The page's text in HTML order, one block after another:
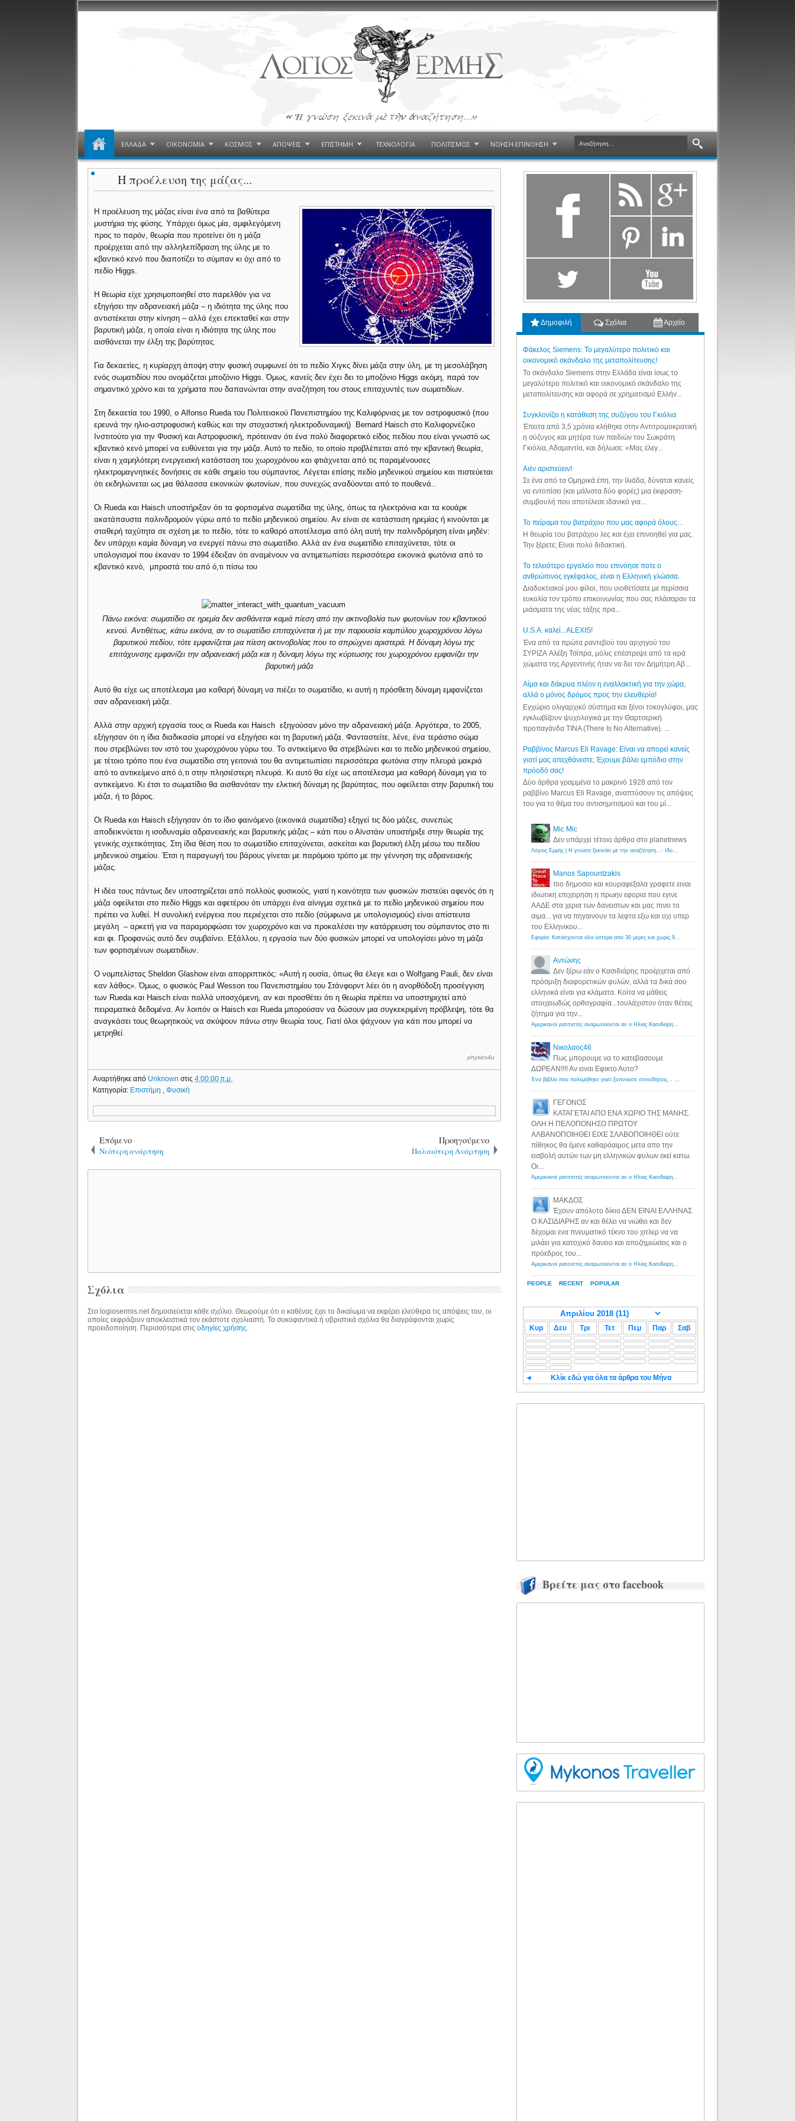
ΕΛΛΑΔΑ ΟΙΚΟΝΟΜΙΑ ΚΟΣΜΟΣ ΑΠΟΨΕΙΣ ΕΠΙΣΤΗΜΗ ΤΕΧΝΟΛΟΓΙΑ ΠΟΛΙΤΙΣΜΟΣ ΝΟΗΣΗ-ΕΠΙΝΟΗΣΗ
Η προέλευση της μάζας...
Η προέλευση της μάζας είναι ένα από τα βαθύτερα
μυστήρια της φύσης. Υπάρχει όμως μία, αμφιλεγόμενη
προς το παρόν, θεωρία που προτείνει ότι η μάζα
προέρχεται από την αλληλεπίδραση της ύλης με το
κβαντικό κενό που διαποτίζει το σύμπαν κι όχι από το
πεδίο Higgs.
Η θεωρία είχε χρησιμοποιηθεί στο παρελθόν για να
εξηγήσει την αδρανειακή μάζα – η ιδιότητα της ύλης που
αντιστέκεται στην κίνηση – αλλά έχει επεκταθεί και στην
βαρυτική μάζα, η οποία είναι η ιδιότητα της ύλης που
αισθάνεται την έλξη της βαρύτητας.
Για δεκαετίες, η κυρίαρχη άποψη στην φυσική συμφωνεί ότι το πεδίο Χιγκς δίνει μάζα στην ύλη, με τη μεσολάβηση
ενός σωματιδίου που ονομάζεται μποζόνιο Higgs. Όμως, κανείς δεν έχει δει το μποζόνιο Higgs ακόμη, παρά τον
σημαντικό χρόνο και τα χρήματα που δαπανώνται στην αναζήτηση του στους επιταχυντές των σωματιδίων.
Στη δεκαετία του 1990, ο Alfonso Rueda του Πολιτειακού Πανεπιστημίου της Καλιφόρνιας με τον αστροφυσικό (που
ερευνά την ηλιο-αστροφυσική καθώς και την στοχαστική ηλεκτροδυναμική) Bernard Haisch στο Καλιφορνέζικο
Ινστιτούτο για την Φυσική και Αστροφυσική, πρότειναν ότι ένα πολύ διαφορετικό είδος πεδίου που είναι γνωστό ως
κβαντικό κενό μπορεί να ευθύνεται για την μάζα. Αυτό το πεδίο, το οποίο προβλέπεται από την κβαντική θεωρία,
είναι η χαμηλότερη ενεργειακή κατάσταση του χωροχρόνου και φτιάχνεται από τις παραμένουσες
ηλεκτρομαγνητικές δονήσεις σε κάθε σημείο του σύμπαντος. Λέγεται επίσης πεδίο μηδενικού σημείου και πιστεύεται
ότι εκδηλώνεται ως μια θάλασσα εικονικών φωτονίων, που συνεχώς αναδύονται από το πουθενά..
Οι Rueda και Haisch υποστήριξαν ότι τα φορτισμένα σωματίδια της ύλης, όπως τα ηλεκτρόνια και τα κουάρκ
ακατάπαυστα παλινδρομούν γύρω από το πεδίο μηδενικού σημείου. Αν είναι σε κατάσταση ηρεμίας ή κινούνται με
σταθερή ταχύτητα σε σχέση με το πεδίο, τότε το καθαρό αποτέλεσμα από όλη αυτή την παλινδρόμηση είναι μηδέν:
δεν υπάρχει καμία δύναμη να ενεργεί πάνω στο σωματίδιο. Αλλά αν ένα σωματίδιο επιταχύνεται, τότε οι
υπολογισμοί που έκαναν το 1994 έδειξαν ότι αναμένουν να αντιμετωπίσει περισσότερα εικονικά φωτόνια από το
κβαντικό κενό, μπροστά του από ό,τι πίσω του
Πάνω εικόνα: σωματίδιο σε ηρεμία δεν αισθάνεται καμιά πίεση από την ακτινοβολία των φωτονίων του κβαντικού
κενού. Αντιθέτως, κάτω εικόνα, αν το σωματίδιο επιταχύνεται ή με την παρουσία καμπύλου χωροχρόνου λόγω
βαρυτικού πεδίου, τότε εμφανίζεται μια πίεση ακτινοβολίας που το σπρώχνει αριστερά. Η δύναμη λόγω της
επιτάχυνσης εμφανίζει την αδρανειακή μάζα και η δύναμη λόγω της κύρτωσης του χωροχρόνου εμφανίζει την
βαρυτική μάζα
Αυτό θα είχε ως αποτέλεσμα μια καθαρή δύναμη να πιέζει το σωματίδιο, κι αυτή η πρόσθετη δύναμη εμφανίζεται
σαν αδρανειακή μάζα.
Αλλά στην αρχική εργασία τους οι Rueda και Haisch εξηγούσαν μόνο την αδρανειακή μάζα. Αργότερα, το 2005,
εξήγησαν ότι η ίδια διαδικασία μπορεί να εξηγήσει και τη βαρυτική μάζα. Φανταστείτε, λένε, ένα τεράστιο σώμα
που στρεβλώνει τον ιστό του χωροχρόνου γύρω του. Το αντικείμενο θα στρεβλώνει και το πεδίο μηδενικού σημείου,
με τέτοιο τρόπο που ένα σωματίδιο στη γειτονιά του θα αντιμετωπίσει περισσότερα φωτόνια στην πλευρά μακριά
από το αντικείμενο από ό,τι στην πλησιέστερη πλευρά. Κι αυτό θα είχε ως αποτέλεσμα μια καθαρή δύναμη για το
αντικείμενο. Κι έτσι το σωματίδιο θα αισθανόταν την ελκτική δύναμη ης βαρύτητας, που οφείλεται στην βαρυτική του
μάζα, ή το βάρος.
Οι Rueda και Haisch εξήγησαν ότι το ίδιο φαινόμενο (εικονικά σωματίδια) εξηγεί τις δύο μάζες, συνεπώς
αποδεικνύεται η ισοδυναμία αδρανειακής και βαρυτικής μάζας – κάτι που ο Αϊνστάιν υποστήριξε στην θεωρία της
γενικής σχετικότητας. Στη ίδια θέση που το σωματίδιο επιταχύνεται, ασκείται και βαρυτική έλξη μέσω του πεδίου
μηδενικού σημείου. Έτσι η παραγωγή του βάρους γίνεται με παρόμοιο τρόπο με την γέννηση της αδρανειακής
μάζας.
Η ιδέα τους πάντως δεν υποστηρίζεται από πολλούς φυσικούς, γιατί η κοινότητα των φυσικών πιστεύει αφενός ότι η
μάζα οφείλεται στο πεδίο Higgs και αφετέρου ότι υπάρχει ένα αίνιγμα σχετικά με το πεδίο μηδενικού σημείου που
πρέπει να λυθεί. Η συνολική ενέργεια που περιέχεται στο πεδίο (σύμφωνα με υπολογισμούς) είναι απίστευτα
μεγάλη – αρκετή για να παραμορφώσει τον χωροχρόνο και να προκαλέσει την κατάρρευση του σύμπαντος στο πι
και φι. Προφανώς αυτό δεν συμβαίνει. Εξάλλου, η εργασία των δύο φυσικών μπορεί να υπολογίσει μόνο τη μάζα
των φορτισμένων σωματιδίων.
Ο νομπελίστας Sheldon Glashow είναι απορριπτικός: «Αυτή η ουσία, όπως θα έλεγε και ο Wolfgang Pauli, δεν είναι
καν λάθος». Όμως, ο φυσικός Paul Wesson του Πανεπιστημίου του Στάνφορντ λέει ότι η ανορθόδοξη προσέγγιση
των Rueda και Haisch είναι πολλά υποσχόμενη, αν και προσθέτει ότι η θεωρία πρέπει να υποστηριχτεί από
πειραματικά δεδομένα. Αν λοιπόν οι Haisch και Rueda μπορούσαν να δώσουν μια συγκεκριμένη πρόβλεψη, τότε θα
αναγκάσει τους θεωρητικούς να σκύψουν πάνω στην θεωρία τους. Γιατί όλοι ψάχνουν για κάτι που μπορεί να
μετρηθεί.
physics4u
Αναρτήθηκε από Unknownστις4:00:00 π.μ.
Κατηγορία: Επιστήμη ,Φυσική
Επόμενο
Νεότερη ανάρτηση
Προηγούμενο
Παλαιότερη Ανάρτηση
Σχόλια
Στο logiosermis.net δημοσιεύεται κάθε σχόλιο. Θεωρούμε ότι ο καθένας έχει το δικαίωμα να εκφέρει ελεύθερα τις απόψεις του, οι
οποίες εκφράζουν αποκλειστικά τον εκάστοτε σχολιαστή. Τα συκοφαντικά ή υβριστικά σχόλια θα διαγράφονται χωρίς
προειδοποίηση. Περισσότερα στιςοδηγίες χρήσης
Δημοφιλή Σχόλια Αρχείο
Φάκελος Siemens: Το μεγαλύτερο πολιτικό και
οικονομικό σκάνδαλο της μεταπολίτευσης!
Το σκάνδαλο Siemens στην Ελλάδα είναι ίσως το
μεγαλύτερο πολιτικό και οικονομικό σκάνδαλο της
μεταπολίτευσης και αφορά σε χρηματισμό Ελλήν...
Συγκλονίζει η κατάθεση της συζύγου του Γκιόλια
Έπειτα από 3,5 χρόνια κλήθηκε στην Αντιτρομοκρατική
η σύζυγος και μητέρα των παιδιών του Σωκράτη
Γκιόλια, Αδαμαντία, και δήλωσε: «Μας έλεγ...
Aιέν αριστεύειν!
Σε ένα από τα Ομηρικά έπη, την Ιλιάδα, δύναται κανείς
να εντοπίσει (και μάλιστα δύο φορές) μια έκφραση-
συμβουλή που αποτέλεσε ιδανικό για...
Το πείραμα του βατράχου που μας αφορά όλους...
Η θεωρία του βατράχου λες και έχει επινοηθεί για μας.
Την ξέρετε; Είναι πολύ διδακτική.
Το τελειότερο εργαλείο που επινόησε ποτε ο
ανθρώπινος εγκέφαλος, είναι η Ελληνική γλώσσα.
Διαδυκτιακοί μου φίλοι, που υιοθετίσατε με περίσσια
ευκολία τον τρόπο επικοινωνίας που σας πλάσαραν τα
μιάσματα της νέας τάξης πρα...
U.S.A. καλεί...ALEXIS!
Ένα από τα πρώτα ραντεβού του αρχηγού του
ΣΥΡΙΖΑ Αλέξη Τσίπρα, μόλις επέστρεψε από τα ιερά
χώματα της Αργεντινής ήταν να δει τον Δημήτρη Αβ...
Αίμα και δάκρυα πλέον η εναλλακτική για την χώρα,
αλλά ο μόνος δρόμος προς την ελευθερία!
Εγχώριο ολιγαρχικό σύστημα και ξένοι τοκογλύφοι, μας
εγκλωβίζουν ψυχολογικά με την Θαρτσερική
προπαγάνδα TINA (There Is No Alternative). ...
Ραββίνος Marcus Eli Ravage: Είναι να απορεί κανείς
γιατί μας απεχθάνεστε; Έχουμε βάλει εμπόδιο στην
πρόοδό σας!
Δύο άρθρα γραμμένα το μακρινό 1928 από τον
ραββίνο Marcus Eli Ravage, αναπτύσουν τις απόψεις
του για το θέμα του αντισημιτισμού και του μί...
PEOPLE RECENT POPULAR
Mic Mic
Δεν υπάρχει τέτοιο άρθρο στο planetnews
Λόγιος Ερμής | Η γνώση ξεκινάει με την αναζήτηση...: Ιδού οι 18 που χρωστούν 11 δις ευρώ!
Manos Sapountzakis
πιο δημοσιο και κουραφεξαλα γραφετε ειναι
ιδιωτικη επιχειρηση η πρωην εφορια που εγινε
ΑΑΔΕ στα χερια των δανειστων και μας πινει το
αιμα... για να πηγαινουν τα λεφτα εξω και οχι υπερ
του Ελληνικου...
Εφορία: Κατάσχονται όλα ύστερα από 30 μέρες και χωρίς δικαστικές αποφάσεις - Λόγιος Ερμής
Αντώνης
Δεν ξέρω εάν ο Κασιδιάρης προέρχεται από
πρόσμιξη διαφορετικών φυλών, αλλά τα δικά σου
ελληνικά είναι για κλάματα. Κοίτα να μάθεις
στοιχειωδώς ορθογραφία...τουλάχιστον όταν θέτεις
ζήτημα για την...
Αμερικανοί ρατσιστές αναρωτιούνται αν ο Ηλίας Κασιδιάρης ανήκει στη λευκή φυλή... - Λόγιος Ερμής
Νικολαος46
Πως μπορουμε να το κατεβασουμε
ΔΩΡΕΑΝ!!!! Αν ειναι Εφικτο Αυτο?
Ένα βιβλίο που πολεμήθηκε γιατί ξυπνούσε συνειδήσεις... - Λόγιος Ερμής | Η γνώση ξεκινάει με την αναζήτηση...
ΓΕΓΟΝΟΣ
ΚΑΤΑΓΕΤΑΙ ΑΠΟ ΕΝΑ ΧΩΡΙΟ ΤΗΣ ΜΑΝΗΣ.
ΟΛΗ Η ΠΕΛΟΠΟΝΗΣΟ ΠΡΩΤΟΥ
ΑΛΒΑΝΟΠΟΙΗΘΕΙ ΕΙΧΕ ΣΛΑΒΟΠΟΙΗΘΕΙ ούτε
πίθηκος θα έμενε καθαρόαιμος μετα απο την
εισβολή αυτών των μη ελληνικών φυλων εκεί κατω.
Οι...
Αμερικανοί ρατσιστές αναρωτιούνται αν ο Ηλίας Κασιδιάρης ανήκει στη λευκή φυλή... - Λόγιος Ερμής
ΜΑΚΔΟΣ
Έχουν απόλυτο δίκιο ΔΕΝ ΕΙΝΑΙ ΕΛΛΗΝΑΣ
Ο ΚΑΣΙΔΙΑΡΗΣ αν και θέλει να νιώθει και δεν
δέχομαι ενα πνευματικό τέκνο του χιτλερ να να
μιλάει για κατοχικό δανειο και αποζημιώσεις και ο
πρόεδρος του...
Αμερικανοί ρατσιστές αναρωτιούνται αν ο Ηλίας Κασιδιάρης ανήκει στη λευκή φυλή... - Λόγιος Ερμής
Κυρ Δευ Τρι Τετ Πεμ Παρ Σαβ
◄ Κλίκ εδώ για όλα τα άρθρα του Μήνα
Βρείτε μας στο facebook